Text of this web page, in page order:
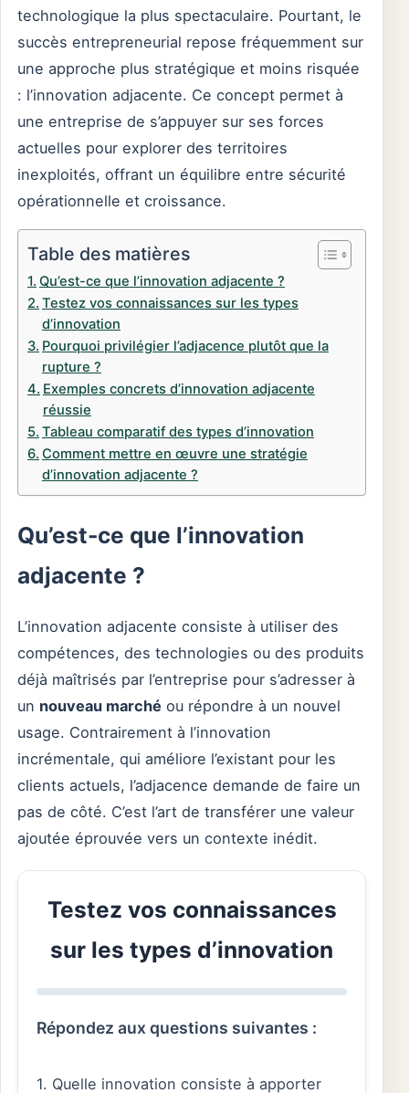
technologique la plus spectaculaire. Pourtant, le
succès entrepreneurial repose fréquemment sur
une approche plus stratégique et moins risquée
: l’innovation adjacente. Ce concept permet à
une entreprise de s’appuyer sur ses forces
actuelles pour explorer des territoires
inexploités, offrant un équilibre entre sécurité
opérationnelle et croissance.
Table des matières
Qu’est-ce que l’innovation adjacente ?
Testez vos connaissances sur les types
d’innovation
Pourquoi privilégier l’adjacence plutôt que la
rupture ?
Exemples concrets d’innovation adjacente
réussie
Tableau comparatif des types d’innovation
Comment mettre en œuvre une stratégie
d’innovation adjacente ?
Qu’est-ce que l’innovation
adjacente ?
L’innovation adjacente consiste à utiliser des
compétences, des technologies ou des produits
déjà maîtrisés par l’entreprise pour s’adresser à
un nouveau marché ou répondre à un nouvel
usage. Contrairement à l’innovation
incrémentale, qui améliore l’existant pour les
clients actuels, l’adjacence demande de faire un
pas de côté. C’est l’art de transférer une valeur
ajoutée éprouvée vers un contexte inédit.
Testez vos connaissances
sur les types d’innovation
Répondez aux questions suivantes :
1. Quelle innovation consiste à apporter